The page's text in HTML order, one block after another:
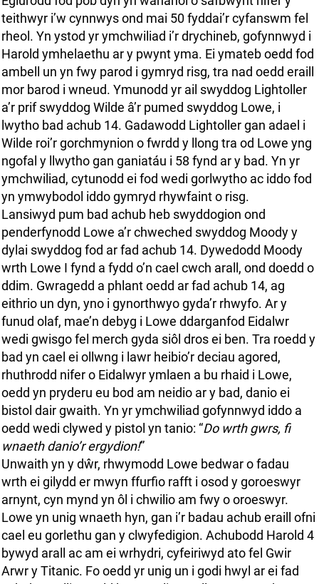
teithwyr i’w cynnwys ond mai 50 fyddai’r cyfanswm fel
rheol. Yn ystod yr ymchwiliad i’r drychineb, gofynnwyd i
Harold ymhelaethu ar y pwynt yma. Ei ymateb oedd fod
ambell un yn fwy parod i gymryd risg, tra nad oedd eraill
mor barod i wneud. Ymunodd yr ail swyddog Lightoller
a’r prif swyddog Wilde â’r pumed swyddog Lowe, i
lwytho bad achub 14. Gadawodd Lightoller gan adael i
Wilde roi’r gorchmynion o fwrdd y llong tra od Lowe yng
ngofal y llwytho gan ganiatáu i 58 fynd ar y bad. Yn yr
ymchwiliad, cytunodd ei fod wedi gorlwytho ac iddo fod
yn ymwybodol iddo gymryd rhywfaint o risg.
Lansiwyd pum bad achub heb swyddogion ond
penderfynodd Lowe a’r chweched swyddog Moody y
dylai swyddog fod ar fad achub 14. Dywedodd Moody
wrth Lowe I fynd a fydd o’n cael cwch arall, ond doedd o
ddim. Gwragedd a phlant oedd ar fad achub 14, ag
eithrio un dyn, yno i gynorthwyo gyda’r rhwyfo. Ar y
funud olaf, mae’n debyg i Lowe ddarganfod Eidalwr
wedi gwisgo fel merch gyda siôl dros ei ben. Tra roedd y
bad yn cael ei ollwng i lawr heibio’r deciau agored,
rhuthrodd nifer o Eidalwyr ymlaen a bu rhaid i Lowe,
oedd yn pryderu eu bod am neidio ar y bad, danio ei
bistol dair gwaith. Yn yr ymchwiliad gofynnwyd iddo a
oedd wedi clywed y pistol yn tanio: “Do wrth gwrs, fi
wnaeth danio’r ergydion!”
Unwaith yn y dŵr, rhwymodd Lowe bedwar o fadau
wrth ei gilydd er mwyn ffurfio rafft i osod y goroeswyr
arnynt, cyn mynd yn ôl i chwilio am fwy o oroeswyr.
Lowe yn unig wnaeth hyn, gan i’r badau achub eraill ofni
cael eu gorlethu gan y clwyfedigion. Achubodd Harold 4
bywyd arall ac am ei wrhydri, cyfeiriwyd ato fel Gwir
Arwr y Titanic. Fo oedd yr unig un i godi hwyl ar ei fad